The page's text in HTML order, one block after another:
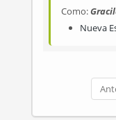
Como:
Nueva